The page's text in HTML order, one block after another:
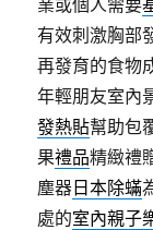
業或個人需要
有效刺激胸部
再發育的食物
年輕朋友室內
發熱貼幫助包
果禮品精緻禮
塵器 日本除蟎
處的室內親子